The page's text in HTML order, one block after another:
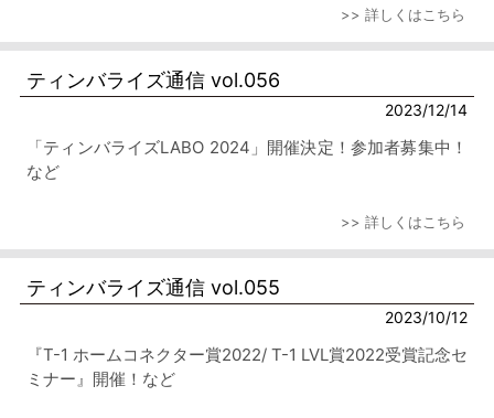
>> 詳しくはこちら
ティンバライズ通信 vol.056
2023/12/14
「ティンバライズLABO 2024」開催決定！参加者募集中！
など
>> 詳しくはこちら
ティンバライズ通信 vol.055
2023/10/12
『T-1 ホームコネクター賞2022/ T-1 LVL賞2022受賞記念セ
ミナー』開催！など